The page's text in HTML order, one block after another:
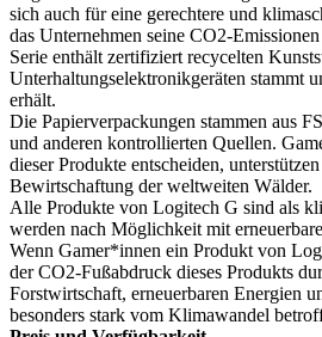
sich auch für eine gerechtere und
das Unternehmen seine CO2-
Serie enthält zertifiziert recycelten
Unterhaltungselektronikgeräten stammt
erhält.
Die Papierverpackungen stammen aus
und anderen kontrollierten Quellen.
dieser Produkte entscheiden,
Bewirtschaftung der weltweiten Wälder.
Alle Produkte von Logitech G sind als
werden nach Möglichkeit mit
Wenn Gamer*innen ein Produkt von
der CO2-Fußabdruck dieses Produkts
Forstwirtschaft, erneuerbaren Energien
besonders stark vom Klimawandel